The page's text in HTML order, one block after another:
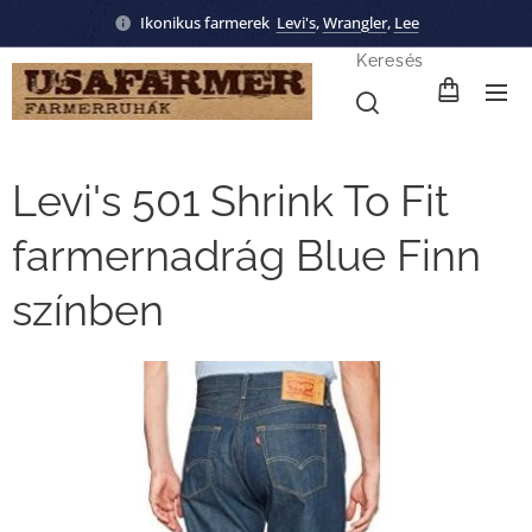
Ikonikus farmerek Levi's,Wrangler, Lee
Keresés
Levi's 501 Shrink To Fit
farmernadrág Blue Finn
színben